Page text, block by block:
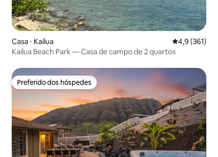
Casa ⋅ Kailua 4,9 de uma
4,9 (361)
Kailua Beach Park — Casa de campo de 2 quartos
Preferido dos hóspedes
Preferido dos hóspedes